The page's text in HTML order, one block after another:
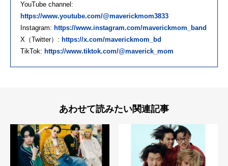
YouTube channel:
https://www.youtube.com/@maverickmom3833
Instagram: https://www.instagram.com/maverickmom_band
X（Twitter）: https://x.com/maverickmom_bd
TikTok: https://www.tiktok.com/@maverick_mom
あわせて読みたい関連記事